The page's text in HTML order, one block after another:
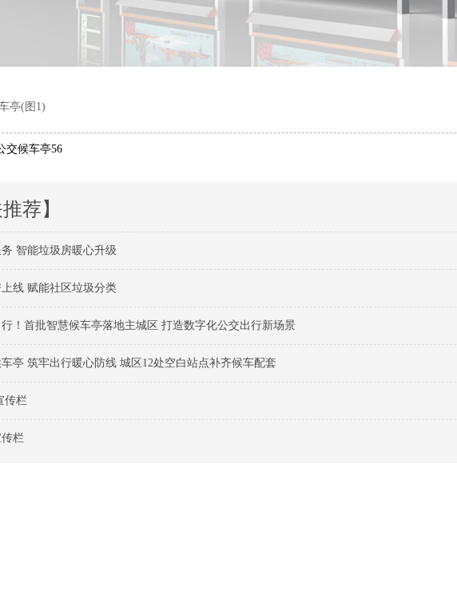
交候车亭56
荐】
智能垃圾房暖心升级
线 赋能社区垃圾分类
！首批智慧候车亭落地主城区 打造数字化公交出行新场景
亭 筑牢出行暖心防线 城区12处空白站点补齐候车配套
传栏
栏